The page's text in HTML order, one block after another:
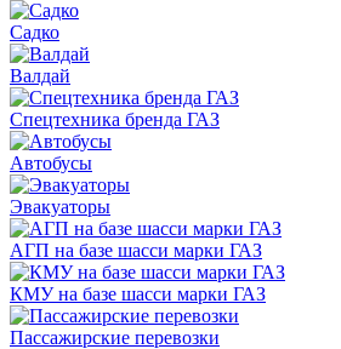
Садко
Валдай
Спецтехника бренда ГАЗ
Автобусы
Эвакуаторы
АГП на базе шасси марки ГАЗ
КМУ на базе шасси марки ГАЗ
Пассажирские перевозки